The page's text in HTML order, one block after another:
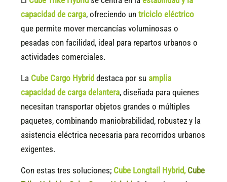
capacidad de carga, ofreciendo untriciclo eléctrico
que permite mover mercancías voluminosas o
pesadas con facilidad, ideal para repartos urbanos o
actividades comerciales.
La Cube Cargo Hybrid destaca por su amplia
capacidad de carga delantera, diseñada para quienes
necesitan transportar objetos grandes o múltiples
paquetes, combinando maniobrabilidad, robustez y la
asistencia eléctrica necesaria para recorridos urbanos
exigentes.
Con estas tres soluciones; Cube Longtail Hybrid, Cube